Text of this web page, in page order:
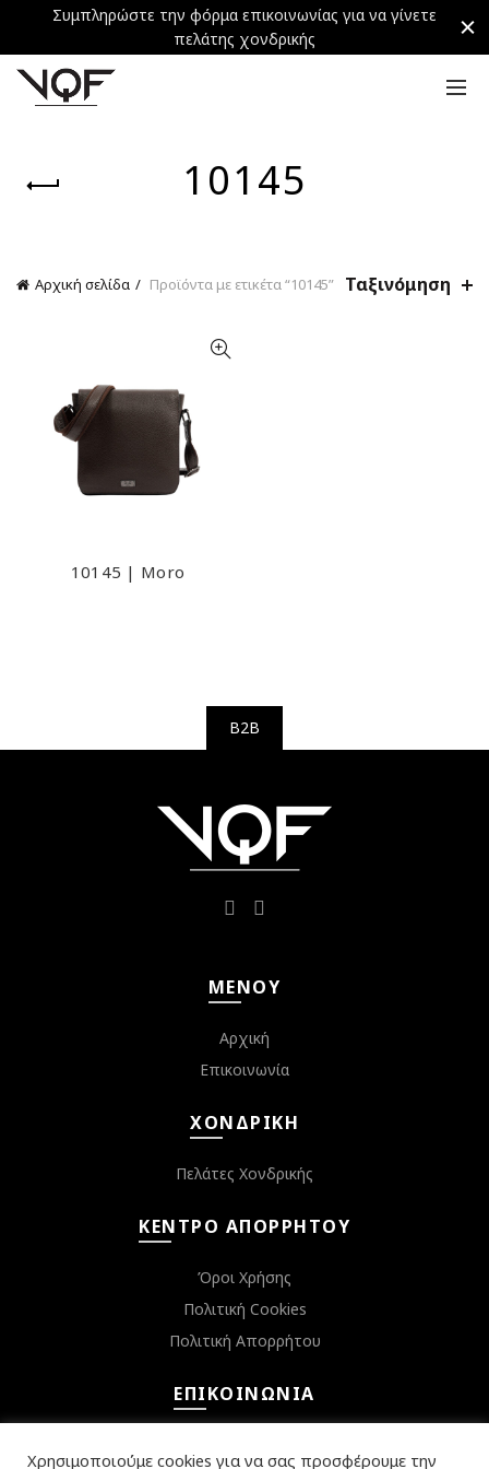
10145
Αρχική σελίδα Προϊόντα με ετικέτα “10145” Ταξινόμηση
10145 | Moro
B2B
ΜΕΝΟΎ
Αρχική
Επικοινωνία
ΧΟΝΔΡΙΚΉ
Πελάτες Χονδρικής
ΚΈΝΤΡΟ ΑΠΟΡΡΉΤΟΥ
Όροι Χρήσης
Πολιτική Cookies
Πολιτική Απορρήτου
ΕΠΙΚΟΙΝΩΝΊΑ
Κεφαλληνίας 6, Αργυρούπολη 16452
Χρησιμοποιούμε cookies για να σας προσφέρουμε την
Συμπληρώστε την φόρμα επικοινωνίας για να γίνετε
πελάτης χονδρικής